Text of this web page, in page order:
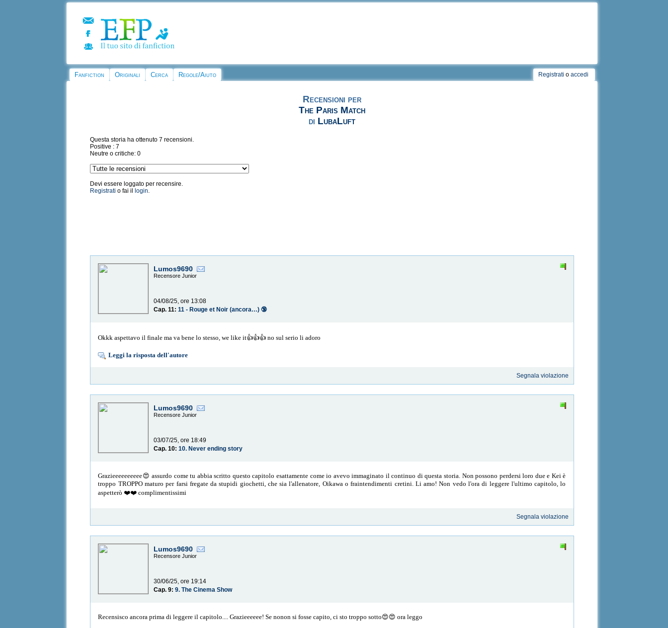
Fanfiction Originali Cerca Regole/Aiuto Registrati o accedi
Recensioni per
The Paris Match
di LubaLuft
Questa storia ha ottenuto 7 recensioni.
Positive : 7
Neutre o critiche: 0
Devi essere loggato per recensire.
Registrati o fai il login.
Lumos9690
Recensore Junior
04/08/25, ore 13:08
Cap. 11:11 - Rouge et Noir (ancora…) 🔞
Okkk aspettavo il finale ma va bene lo stesso, we like it👍👍👍 no sul serio li adoro
Leggi la risposta dell'autore
Segnala violazione
Lumos9690
Recensore Junior
03/07/25, ore 18:49
Cap. 10:10. Never ending story
Grazieeeeeeeeee😍 assurdo come tu abbia scritto questo capitolo esattamente come io avevo immaginato il continuo di questa storia. Non possono perdersi loro due e Kei è
troppo TROPPO maturo per farsi fregate da stupidi giochetti, che sia l'allenatore, Oikawa o fraintendimenti cretini. Li amo! Non vedo l'ora di leggere l'ultimo capitolo, lo
aspetterò ❤️❤️ complimentissimi
Segnala violazione
Lumos9690
Recensore Junior
30/06/25, ore 19:14
Cap. 9:9. The Cinema Show
Recensisco ancora prima di leggere il capitolo.... Grazieeeeee! Se nonon si fosse capito, ci sto troppo sotto😍😍 ora leggo